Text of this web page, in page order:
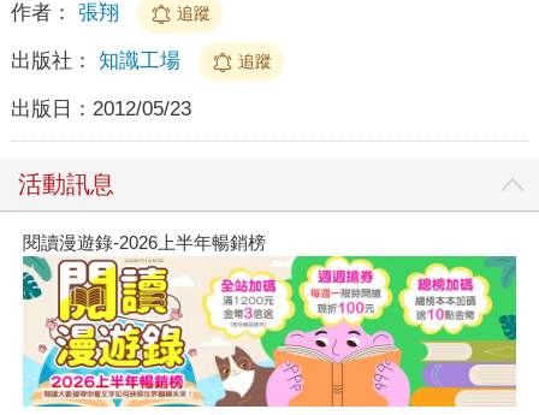
作者： 張翔 追蹤
出版社： 知識工場 追蹤
出版日： 2012/05/23
活動訊息
閱讀漫遊錄-2026上半年暢銷榜